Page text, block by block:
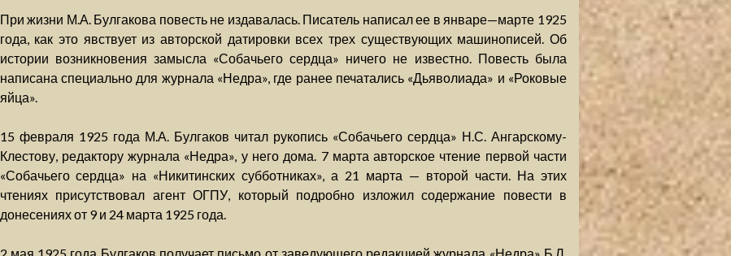
При жизни М.А. Булгакова повесть не издавалась. Писатель написал ее в январе—марте 1925
года, как это явствует из авторской датировки всех трех существующих машинописей. Об
истории возникновения замысла «Собачьего сердца» ничего не известно. Повесть была
написана специально для журнала «Недра», где ранее печатались «Дьяволиада» и «Роковые
яйца».
15 февраля 1925 года М.А. Булгаков читал рукопись «Собачьего сердца» Н.С. Ангарскому-
Клестову, редактору журнала «Недра», у него дома. 7 марта авторское чтение первой части
«Собачьего сердца» на «Никитинских субботниках», а 21 марта — второй части. На этих
чтениях присутствовал агент ОГПУ, который подробно изложил содержание повести в
донесениях от 9 и 24 марта 1925 года.